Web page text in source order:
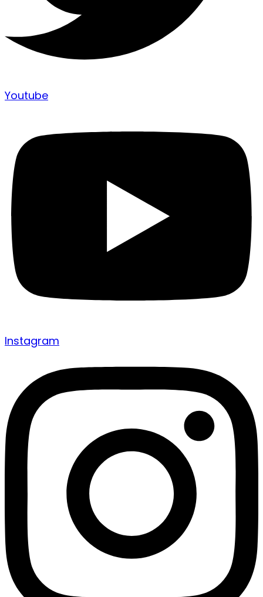
Youtube
Instagram